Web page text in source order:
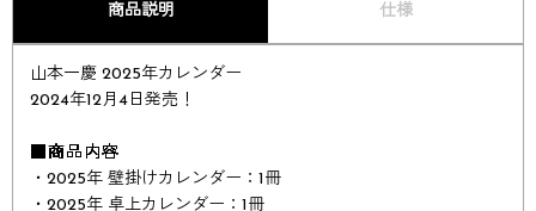
商品説明 仕様
山本一慶 2025年カレンダー​
2024年12月4日発売！​
■商品内容
・2025年 壁掛けカレンダー：1冊
・2025年 卓上カレンダー：1冊